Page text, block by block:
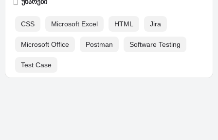
CSS Microsoft Excel HTML Jira
Microsoft Office Postman Software Testing
Test Case